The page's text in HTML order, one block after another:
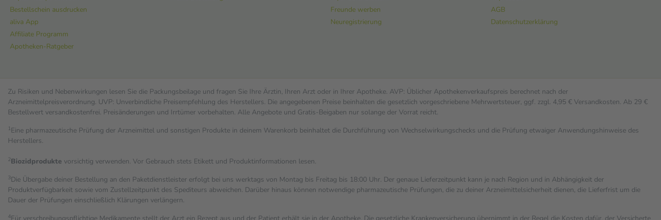
wie Emser Pastillen können die Beschwerden lindern und gleichzeitig die Heilung unterstützen.
Bestellschein ausdrucken
aliva App
Affiliate Programm
Apotheken-Ratgeber
Freunde werben
Neuregistrierung
AGB
Datenschutzerklärung
Zu Risiken und Nebenwirkungen lesen Sie die Packungsbeilage und fragen Sie Ihre Ärztin, Ihren Arzt oder in Ihrer Apotheke. AVP: Üblicher Apothekenverkaufspreis berechnet nach der
Arzneimittelpreisverordnung. UVP: Unverbindliche Preisempfehlung des Herstellers. Die angegebenen Preise beinhalten die gesetzlich vorgeschriebene Mehrwertsteuer, ggf. zzgl. 4,95 € Versandkosten. Ab 29 €
Bestell­wert versand­kosten­frei. Preisänderungen und Irrtümer vorbehalten. Alle Angebote und Gratis-Beigaben nur solange der Vorrat reicht.
1Eine pharmazeutische Prüfung der Arzneimittel und sonstigen Produkte in deinem Warenkorb beinhaltet die Durchführung von Wechselwirkungschecks und die Prüfung etwaiger Anwendungshinweise des
Herstellers.
2Biozidprodukte vorsichtig verwenden. Vor Gebrauch stets Etikett und Produktinformationen lesen.
3Die Übergabe deiner Bestellung an den Paketdienstleister erfolgt bei uns werktags von Montag bis Freitag bis 18:00 Uhr. Der genaue Lieferzeitpunkt kann je nach Region und in Abhängigkeit der
Produktverfügbarkeit sowie vom Zustellzeitpunkt des Spediteurs abweichen. Darüber hinaus können notwendige pharmazeutische Prüfungen, die zu deiner Arzneimittelsicherheit dienen, die Lieferfrist um die
Dauer der Prüfungen einschließlich Klärungen verlängern.
4